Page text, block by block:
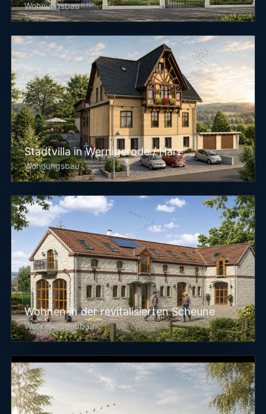
Wohnungsbau
Stadtvilla in Wernigerode / Harz
Wohnungsbau
Wohnen in der revitalisierten Scheune
Wohnungsbaubau